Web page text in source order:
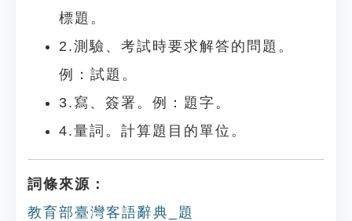
標題。
2.測驗、考試時要求解答的問題。
例：試題。
3.寫、簽署。例：題字。
4.量詞。計算題目的單位。
詞條來源：
教育部臺灣客語辭典_題